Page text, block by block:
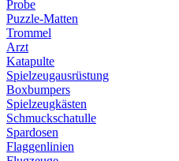
Probe
Puzzle-Matten
Trommel
Arzt
Katapulte
Spielzeugausrüstung
Boxbumpers
Spielzeugkästen
Schmuckschatulle
Spardosen
Flaggenlinien